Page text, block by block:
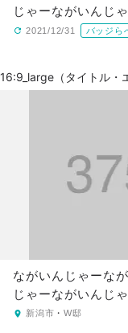
じゃーながいんじ
2021/12/31 バッジら
16:9_large（タイトル・
ながいんじゃーな
じゃーながいんじ
新潟市 ・W邸